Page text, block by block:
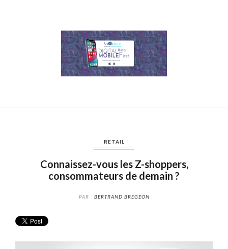
RETAIL
Connaissez-vous les Z-shoppers,
consommateurs de demain ?
PAR BERTRAND BREGEON